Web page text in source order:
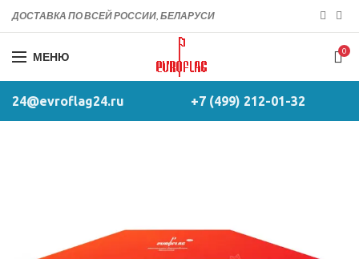
ДОСТАВКА ПО ВСЕЙ РОССИИ, БЕЛАРУСИ
МЕНЮ 0
24@evroflag24.ru +7 (499) 212-01-32